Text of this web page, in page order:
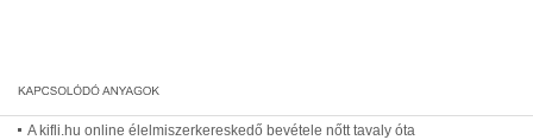
A kifli.hu online élelmiszerkereskedő bevétele nőtt tavaly óta